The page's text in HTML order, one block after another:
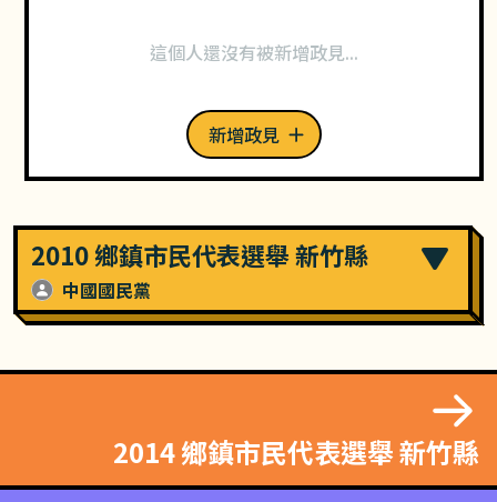
這個人還沒有被新增政見...
新增政見
2010 鄉鎮市民代表選舉 新竹縣
中國國民黨
2014 鄉鎮市民代表選舉 新竹縣